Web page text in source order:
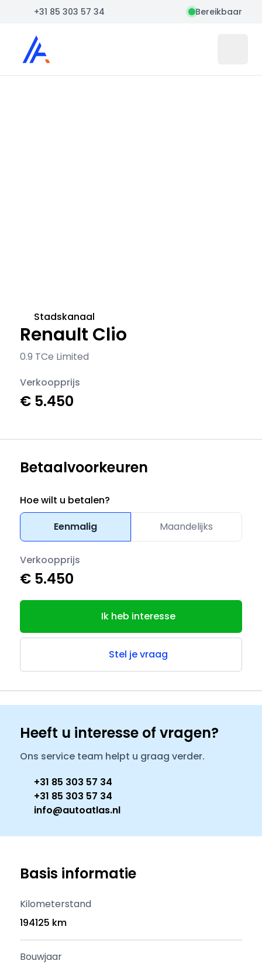
+31 85 303 57 34 Bereikbaar
Auto Atlas
Renault Clio
0.9 TCe Limited
Stadskanaal
Verkoopprijs
€ 5.450
Betaalvoorkeuren
Hoe wilt u betalen?
Eenmalig
Maandelijks
Verkoopprijs
€ 5.450
Ik heb interesse
Stel je vraag
Heeft u interesse of vragen?
Ons service team helpt u graag verder.
+31 85 303 57 34
+31 85 303 57 34
info@autoatlas.nl
Basis informatie
Kilometerstand
194125 km
Bouwjaar